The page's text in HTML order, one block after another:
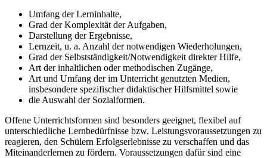
Umfang der Lerninhalte,
Grad der Komplexität der Aufgaben,
Darstellung der Ergebnisse,
Lernzeit, u. a. Anzahl der notwendigen Wiederholungen,
Grad der Selbstständigkeit/Notwendigkeit direkter Hilfe,
Art der inhaltlichen oder methodischen Zugänge,
Art und Umfang der im Unterricht genutzten Medien,
insbesondere spezifischer didaktischer Hilfsmittel sowie
die Auswahl der Sozialformen.
Offene Unterrichtsformen sind besonders geeignet, flexibel auf
unterschiedliche Lernbedürfnisse bzw. Leistungsvoraussetzungen zu
reagieren, den Schülern Erfolgserlebnisse zu verschaffen und das
Miteinanderlernen zu fördern. Voraussetzungen dafür sind eine